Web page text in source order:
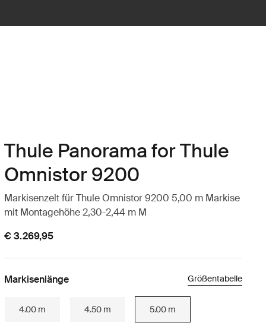
Thule Panorama for Thule
Omnistor 9200
Markisenzelt für Thule Omnistor 9200 5,00 m Markise
mit Montagehöhe 2,30-2,44 m M
€ 3.269,95
Markisenlänge Größentabelle
4.00 m 4.50 m 5.00 m